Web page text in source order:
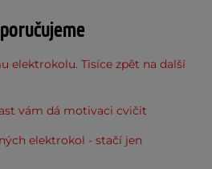
elektrokolu. Tisíce zpět na další
vám dá motivaci cvičit
elektrokol - stačí jen